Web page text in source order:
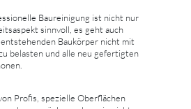
Baureinigung ist nicht nur
sinnvoll, es geht auch
Baukörper nicht mit
belasten und alle neu gefertigten
Profis, spezielle Oberflächen